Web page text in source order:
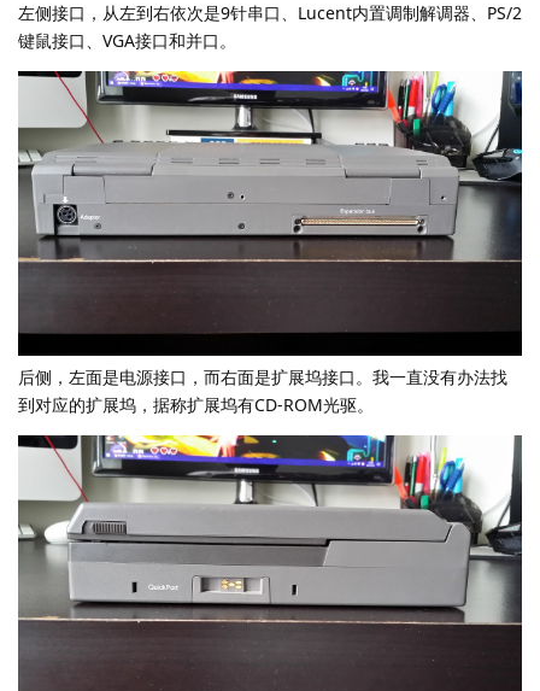
左侧接口，从左到右依次是9针串口、Lucent内置调制解调器、PS/2
键鼠接口、VGA接口和并口。
后侧，左面是电源接口，而右面是扩展坞接口。我一直没有办法找
到对应的扩展坞，据称扩展坞有CD-ROM光驱。